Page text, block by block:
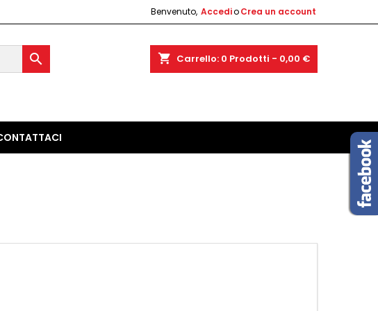
Benvenuto, AccedioCrea un account
shopping_cart Carrello: 0 Prodotti - 0,00 €
